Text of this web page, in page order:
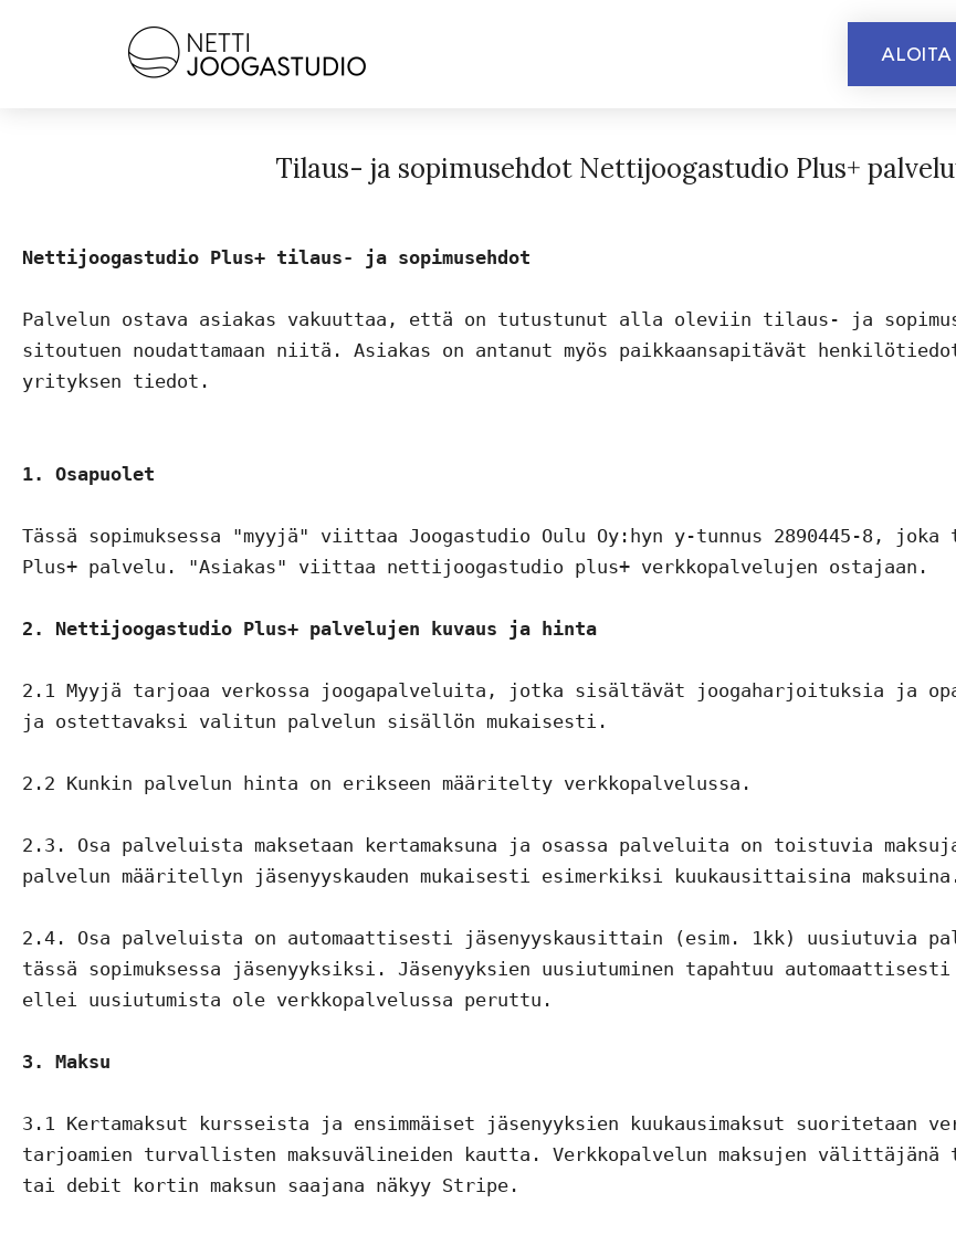
ALOITA
Tilaus- ja sopimusehdot Nettijoogastudio Plus+
Nettijoogastudio Plus+ tilaus- ja sopimusehdot
Palvelun ostava asiakas vakuuttaa, että on tutustunut alla oleviin tilaus- ja
sitoutuen noudattamaan niitä. Asiakas on antanut myös paikkaansapitävät
yrityksen tiedot.
1. Osapuolet
Tässä sopimuksessa "myyjä" viittaa Joogastudio Oulu Oy:hyn y-tunnus 2890445-8,
Plus+ palvelu. "Asiakas" viittaa nettijoogastudio plus+ verkkopalvelujen ostajaan.
2. Nettijoogastudio Plus+ palvelujen kuvaus ja hinta
2.1 Myyjä tarjoaa verkossa joogapalveluita, jotka sisältävät joogaharjoituksia ja
ja ostettavaksi valitun palvelun sisällön mukaisesti.
2.2 Kunkin palvelun hinta on erikseen määritelty verkkopalvelussa.
2.3. Osa palveluista maksetaan kertamaksuna ja osassa palveluita on toistuvia
palvelun määritellyn jäsenyyskauden mukaisesti esimerkiksi kuukausittaisina
2.4. Osa palveluista on automaattisesti jäsenyyskausittain (esim. 1kk) uusiutuvia
tässä sopimuksessa jäsenyyksiksi. Jäsenyyksien uusiutuminen tapahtuu
ellei uusiutumista ole verkkopalvelussa peruttu.
3. Maksu
3.1 Kertamaksut kursseista ja ensimmäiset jäsenyyksien kuukausimaksut suoritetaan
tarjoamien turvallisten maksuvälineiden kautta. Verkkopalvelun maksujen
tai debit kortin maksun saajana näkyy Stripe.